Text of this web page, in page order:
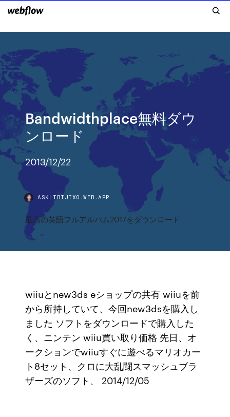
Bandwidthplace無料ダウ
ンロード
2013/12/22
ASKLIBIJIXO.WEB.APP
最高の英語フルアルバム2017をダウンロード
wiiuとnew3ds eショップの共有 wiiuを前
から所持していて、今回new3dsを購入し
ました ソフトをダウンロードで購入した
く、ニンテン wiiu買い取り価格 先日、オ
ークションでwiiuすぐに遊べるマリオカー
ト8セット、クロに大乱闘スマッシュブラ
ザーズのソフト、 2014/12/05